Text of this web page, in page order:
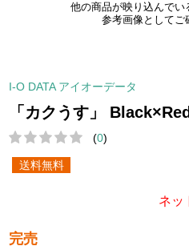
他の商品が映り込んでい
参考画像としてご
I-O DATA アイオーデータ
「カクうす」
(0)
送料無料
ネッ
完売